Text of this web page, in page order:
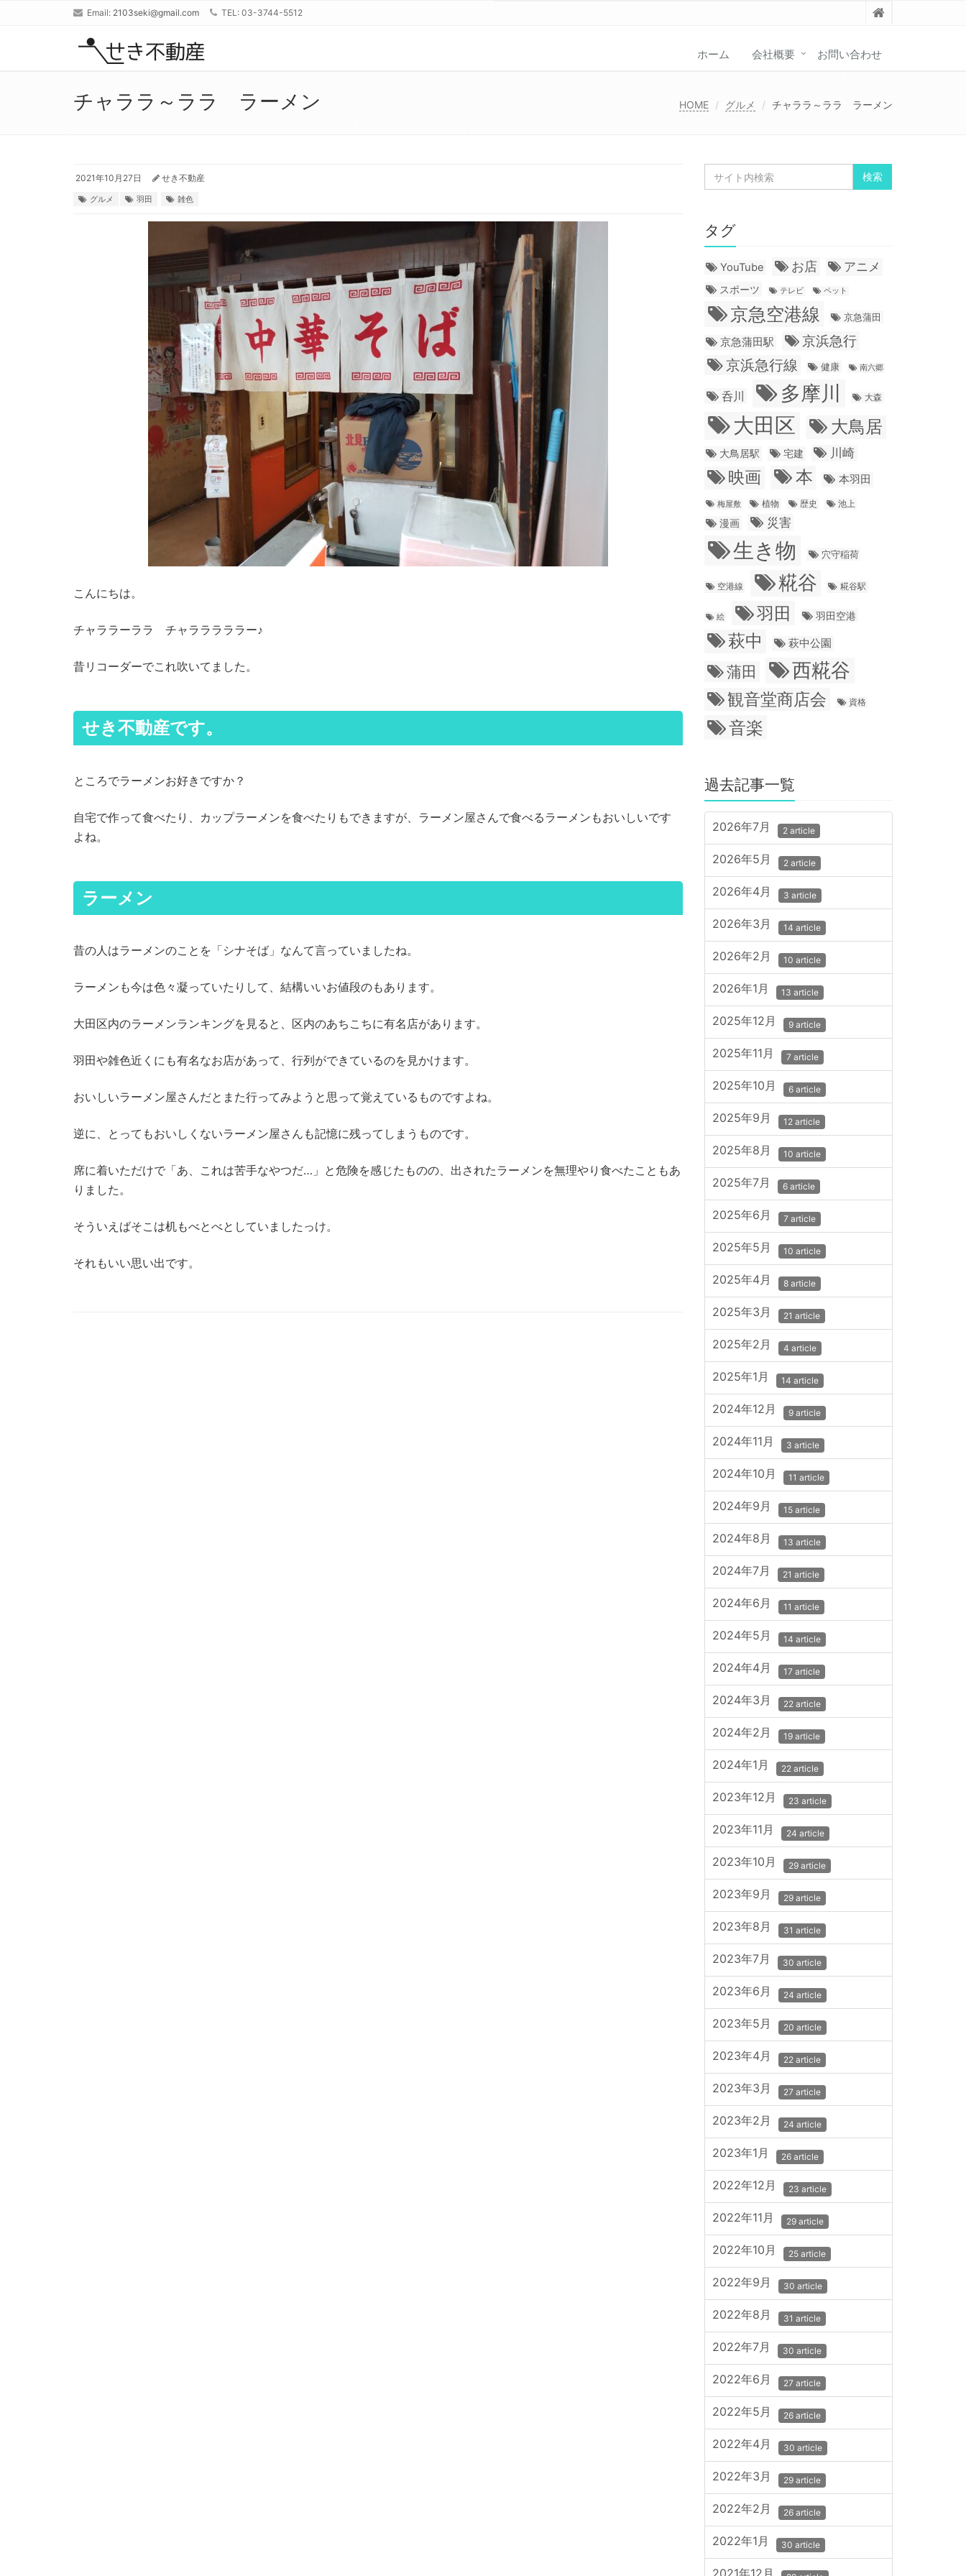
Email: 2103seki@gmail.com TEL: 03-3744-5512
ホーム 会社概要 お問い合わせ
チャララ～ララ ラーメン HOME グルメ チャララ～ララ ラーメン
2021年10月27日 せき不動産
グルメ 羽田 雑色
こんにちは。
チャララーララ チャラララララー♪
昔リコーダーでこれ吹いてました。
せき不動産です。
ところでラーメンお好きですか？
自宅で作って食べたり、カップラーメンを食べたりもできますが、ラーメン屋さんで食べるラーメンもおいしいです
よね。
ラーメン
昔の人はラーメンのことを「シナそば」なんて言っていましたね。
ラーメンも今は色々凝っていたりして、結構いいお値段のもあります。
大田区内のラーメンランキングを見ると、区内のあちこちに有名店があります。
羽田や雑色近くにも有名なお店があって、行列ができているのを見かけます。
おいしいラーメン屋さんだとまた行ってみようと思って覚えているものですよね。
逆に、とってもおいしくないラーメン屋さんも記憶に残ってしまうものです。
席に着いただけで「あ、これは苦手なやつだ…」と危険を感じたものの、出されたラーメンを無理やり食べたこともあ
りました。
そういえばそこは机もべとべとしていましたっけ。
それもいい思い出です。
タグ
YouTube お店 アニメ
スポーツ テレビ ペット
京急空港線 京急蒲田
京急蒲田駅 京浜急行
京浜急行線 健康 南六郷
呑川 多摩川 大森
大田区 大鳥居
大鳥居駅 宅建 川崎
映画 本 本羽田
梅屋敷 植物 歴史 池上
漫画 災害
生き物 穴守稲荷
空港線 糀谷 糀谷駅
絵 羽田 羽田空港
萩中 萩中公園
蒲田 西糀谷
観音堂商店会 資格
音楽
過去記事一覧
2026年7月 2 article
2026年5月 2 article
2026年4月 3 article
2026年3月 14 article
2026年2月 10 article
2026年1月 13 article
2025年12月 9 article
2025年11月 7 article
2025年10月 6 article
2025年9月 12 article
2025年8月 10 article
2025年7月 6 article
2025年6月 7 article
2025年5月 10 article
2025年4月 8 article
2025年3月 21 article
2025年2月 4 article
2025年1月 14 article
2024年12月 9 article
2024年11月 3 article
2024年10月 11 article
2024年9月 15 article
2024年8月 13 article
2024年7月 21 article
2024年6月 11 article
2024年5月 14 article
2024年4月 17 article
2024年3月 22 article
2024年2月 19 article
2024年1月 22 article
2023年12月 23 article
2023年11月 24 article
2023年10月 29 article
2023年9月 29 article
2023年8月 31 article
2023年7月 30 article
2023年6月 24 article
2023年5月 20 article
2023年4月 22 article
2023年3月 27 article
2023年2月 24 article
2023年1月 26 article
2022年12月 23 article
2022年11月 29 article
2022年10月 25 article
2022年9月 30 article
2022年8月 31 article
2022年7月 30 article
2022年6月 27 article
2022年5月 26 article
2022年4月 30 article
2022年3月 29 article
2022年2月 26 article
2022年1月 30 article